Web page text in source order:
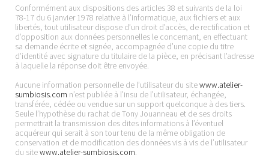
Conformément aux dispositions des articles 38 et suivants de la loi
78-17 du 6 janvier 1978 relative à l’informatique, aux fichiers et aux
libertés, tout utilisateur dispose d’un droit d’accès, de rectification et
d’opposition aux données personnelles le concernant, en effectuant
sa demande écrite et signée, accompagnée d’une copie du titre
d’identité avec signature du titulaire de la pièce, en précisant l’adresse
à laquelle la réponse doit être envoyée.
Aucune information personnelle de l’utilisateur du sitewww.atelier-
sumbiosis.com n’est publiée à l’insu de l’utilisateur, échangée,
transférée, cédée ou vendue sur un support quelconque à des tiers.
Seule l’hypothèse du rachat de Tony Jouanneau et de ses droits
permettrait la transmission des dites informations à l’éventuel
acquéreur qui serait à son tour tenu de la même obligation de
conservation et de modification des données vis à vis de l’utilisateur
du sitewww.atelier-sumbiosis.com